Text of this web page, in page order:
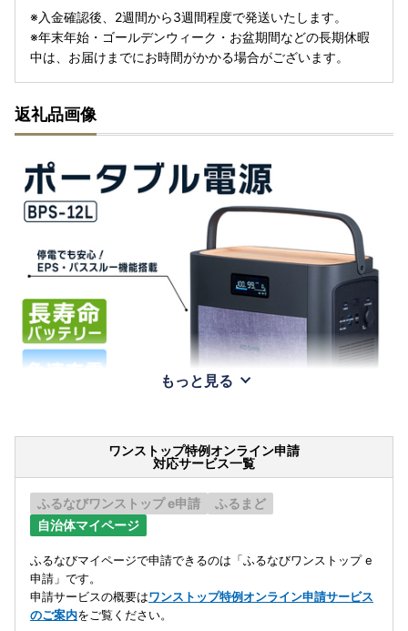
※入金確認後、2週間から3週間程度で発送いたします。
※年末年始・ゴールデンウィーク・お盆期間などの長期休暇
中は、お届けまでにお時間がかかる場合がございます。
返礼品画像
もっと見る
ワンストップ特例オンライン申請
対応サービス一覧
ふるなびワンストップ e申請
ふるまど
自治体マイページ
ふるなびマイページで申請できるのは「ふるなびワンストップ e
申請」です。
申請サービスの概要はワンストップ特例オンライン申請サービス
のご案内をご覧ください。